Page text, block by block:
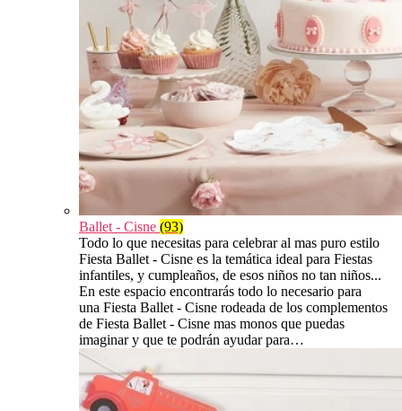
Ballet - Cisne (93)
Todo lo que necesitas para celebrar al mas puro estilo
Fiesta Ballet - Cisne es la temática ideal para Fiestas
infantiles, y cumpleaños, de esos niños no tan niños...
En este espacio encontrarás todo lo necesario para
una Fiesta Ballet - Cisne rodeada de los complementos
de Fiesta Ballet - Cisne mas monos que puedas
imaginar y que te podrán ayudar para…